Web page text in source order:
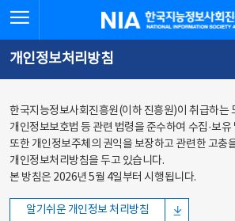
바로가기
바로가기
한국지능정보사회진흥원
개인정보처리방침
한국지능정보사회진흥원(이하 진흥원)이 취급하는
개인정보보호법 등 관련 법령을 준수하여 수집·보유
또한 개인정보주체의 권익을 보장하고 관련한 고충
개인정보처리방침을 두고 있습니다.
본 방침은 2026년 5월 4일부터 시행됩니다.
알기쉬운 개인정보 처리방침